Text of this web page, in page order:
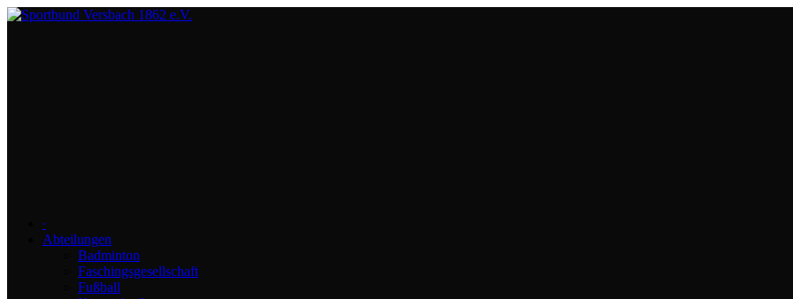
∙
Abteilungen
Badminton
Faschingsgesellschaft
Fußball